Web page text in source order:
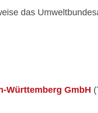
das
Württemberg GmbH